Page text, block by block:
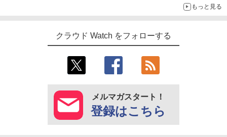
もっと見る
クラウド Watch をフォローする
メルマガスタート！
登録はこちら